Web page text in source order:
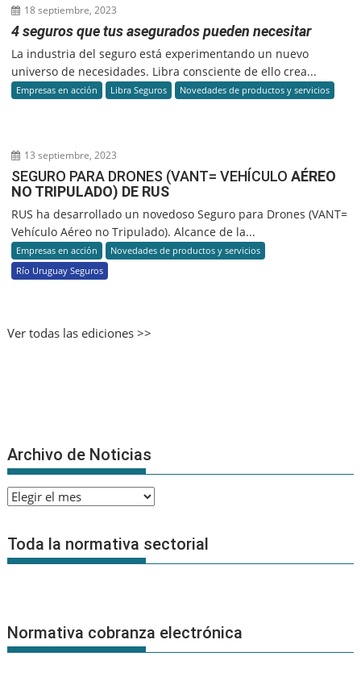
18 septiembre, 2023
4 seguros que tus asegurados pueden necesitar
La industria del seguro está experimentando un nuevo
universo de necesidades. Libra consciente de ello crea...
Empresas en acción Libra Seguros Novedades de productos y servicios
13 septiembre, 2023
SEGURO PARA DRONES (VANT= VEHÍCULOAÉREO
NO TRIPULADO) DE RUS
RUS ha desarrollado un novedoso Seguro para Drones (VANT=
Vehículo Aéreo no Tripulado). Alcance de la...
Empresas en acción
Novedades de productos y servicios
Río Uruguay Seguros
Ver todas las ediciones >>
Archivo de Noticias
Archivo
Noticias
Toda la normativa sectorial
Normativa cobranza electrónica